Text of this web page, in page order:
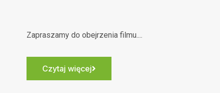
Zapraszamy do obejrzenia filmu....
Czytaj więcej